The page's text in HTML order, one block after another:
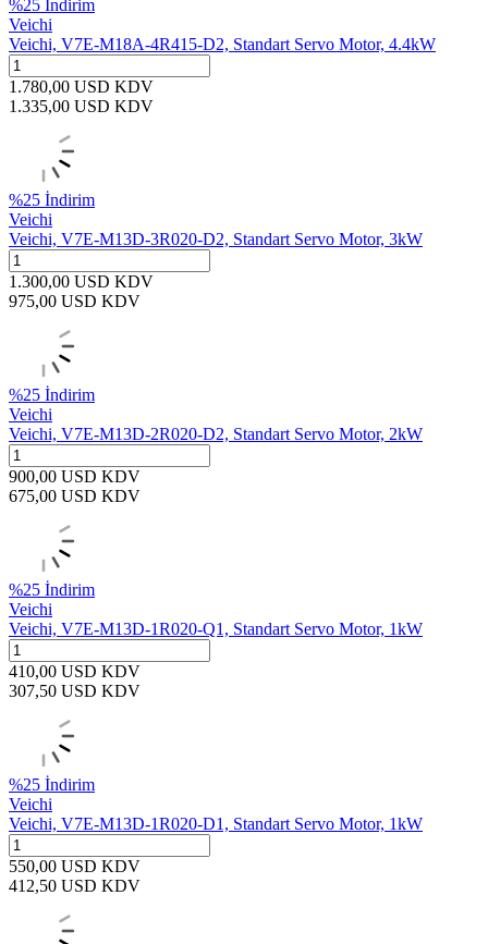
%25 İndirim
Veichi
Veichi, V7E-M18A-4R415-D2, Standart Servo Motor, 4.4kW
1.780,00 USD KDV
1.335,00 USD KDV
%25 İndirim
Veichi
Veichi, V7E-M13D-3R020-D2, Standart Servo Motor, 3kW
1.300,00 USD KDV
975,00 USD KDV
%25 İndirim
Veichi
Veichi, V7E-M13D-2R020-D2, Standart Servo Motor, 2kW
900,00 USD KDV
675,00 USD KDV
%25 İndirim
Veichi
Veichi, V7E-M13D-1R020-Q1, Standart Servo Motor, 1kW
410,00 USD KDV
307,50 USD KDV
%25 İndirim
Veichi
Veichi, V7E-M13D-1R020-D1, Standart Servo Motor, 1kW
550,00 USD KDV
412,50 USD KDV